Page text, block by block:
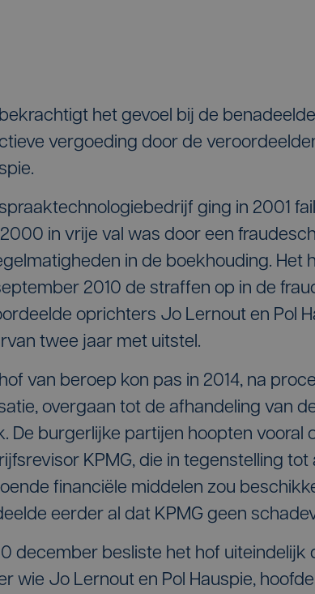
het gevoel bij de
vergoeding door de
ging in 2001
in vrije val was door een
in de boekhouding. Het
2010 de straffen op in de
oprichters Jo Lernout en Pol
twee jaar met uitstel.
van beroep kon pas in 2014, na
overgaan tot de afhandeling van
De burgerlijke partijen hoopten vooral
KPMG, die in tegenstelling
financiële middelen zou
eerder al dat KPMG geen
december besliste het hof
wie Jo Lernout en Pol Hauspie,